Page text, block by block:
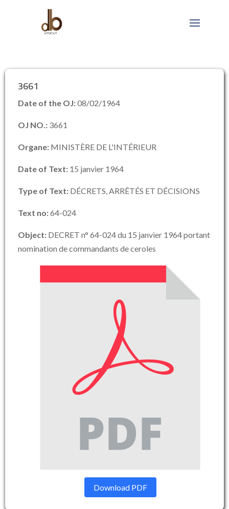
3661
Date of the OJ:08/02/1964
OJ NO.: 3661
Organe: MINISTÈRE DE L'INTÉRIEUR
Date of Text: 15 janvier 1964
Type of Text: DÉCRETS, ARRÊTÉS ET DÉCISIONS
Text no:64-024
Object: DECRET n° 64-024 du 15 janvier 1964 portant
nomination de commandants de ceroles
Download PDF